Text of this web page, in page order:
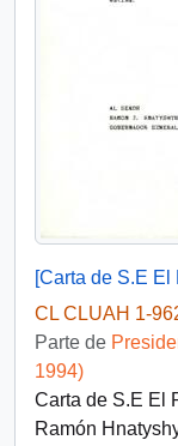
CL CLUAH 1-
Parte de
1994)
Carta de S.E El
Ramón